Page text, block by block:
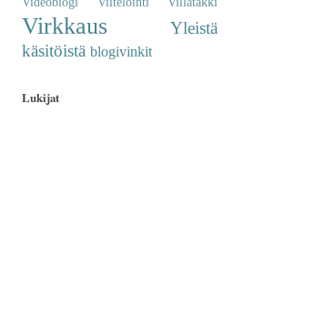
Virkkaus
Yleistä
käsitöistä blogivinkit
Lukijat